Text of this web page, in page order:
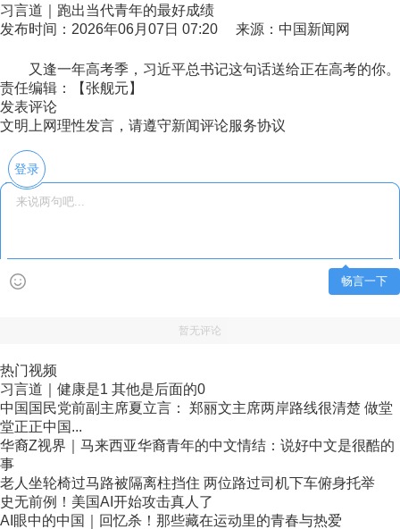
习言道｜跑出当代青年的最好成绩
发布时间：2026年06月07日 07:20 来源：中国新闻网
又逢一年高考季，习近平总书记这句话送给正在高考的你。
责任编辑：【张舰元】
发表评论
文明上网理性发言，请遵守新闻评论服务协议
登录
畅言一下
暂无评论
热门视频
习言道｜健康是1 其他是后面的0
中国国民党前副主席夏立言： 郑丽文主席两岸路线很清楚 做堂
堂正正中国...
华裔Z视界｜马来西亚华裔青年的中文情结：说好中文是很酷的
事
老人坐轮椅过马路被隔离柱挡住 两位路过司机下车俯身托举
史无前例！美国AI开始攻击真人了
AI眼中的中国｜回忆杀！那些藏在运动里的青春与热爱